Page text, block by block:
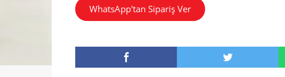
WhatsApp'tan Sipariş Ver